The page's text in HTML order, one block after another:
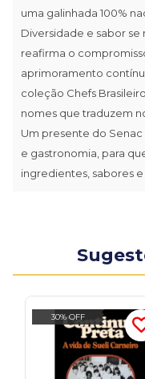
uma galinhada 100%
Diversidade e sabor se
reafirma o
aprimoramento
coleção Chefs
nomes que traduzem
Um presente do
e gastronomia, para
ingredientes, sabores e
30% OFF